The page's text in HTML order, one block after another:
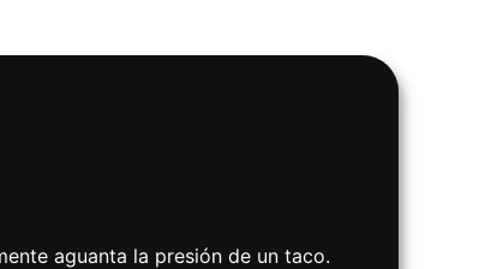
aguanta la presión de un taco.